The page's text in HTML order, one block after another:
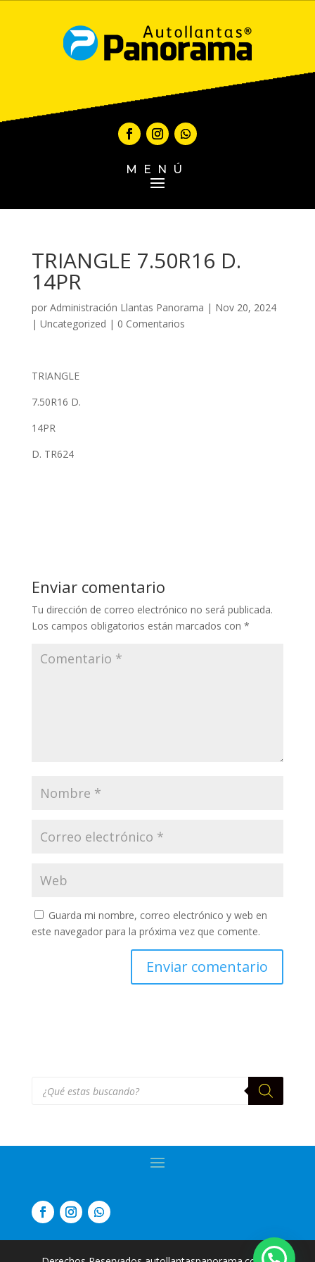
MENÚ
TRIANGLE 7.50R16 D.
14PR
por Administración Llantas Panorama | Nov 20, 2024
| Uncategorized | 0 Comentarios
TRIANGLE
7.50R16 D.
14PR
D. TR624
Enviar comentario
Tu dirección de correo electrónico no será publicada.
Los campos obligatorios están marcados con *
Guarda mi nombre, correo electrónico y web en
este navegador para la próxima vez que comente.
productos